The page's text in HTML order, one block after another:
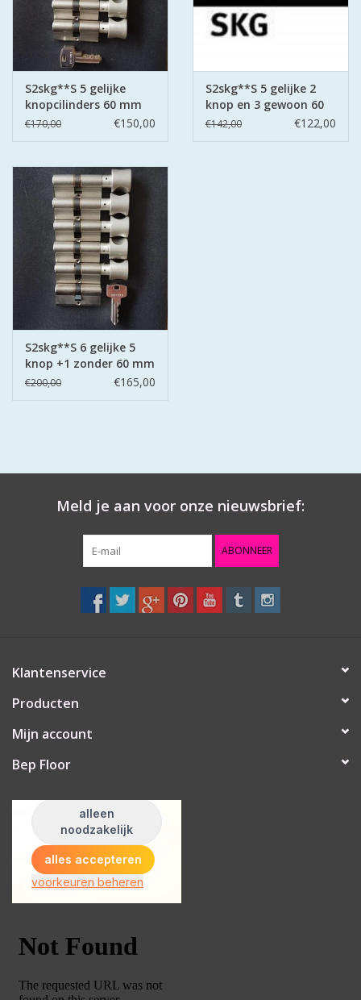
S2skg**S 5 gelijke
knopcilinders 60 mm
30-30
€170,00 €150,00
S2skg**S 5 gelijke 2
knop en 3 gewoon 60
mm 30-30
€142,00 €122,00
S2skg**S 6 gelijke 5
knop +1 zonder 60 mm
30-30
€200,00 €165,00
Meld je aan voor onze nieuwsbrief:
ABONNEER
Klantenservice
Producten
Mijn account
Bep Floor